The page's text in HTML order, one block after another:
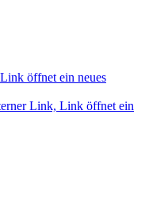
öffnet ein neues
Link, Link öffnet ein